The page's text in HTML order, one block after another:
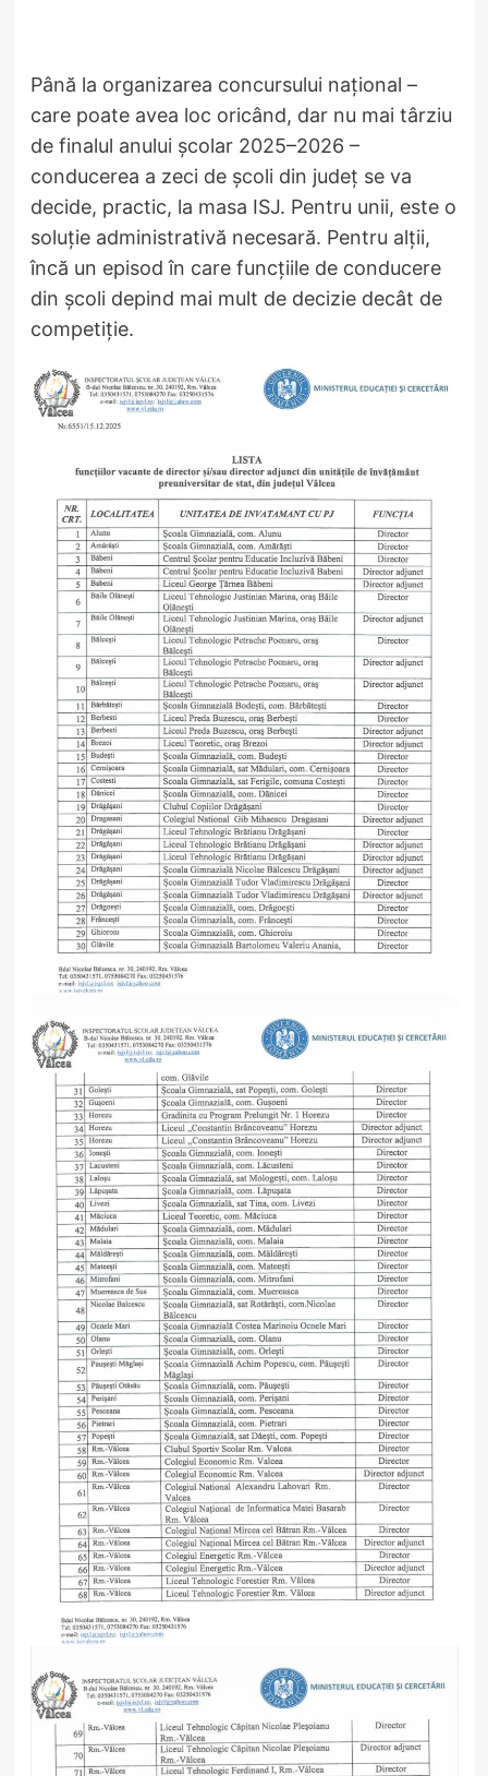
Până la organizarea concursului național –
care poate avea loc oricând, dar nu mai târziu
de finalul anului școlar 2025–2026 –
conducerea a zeci de școli din județ se va
decide, practic, la masa ISJ. Pentru unii, este o
soluție administrativă necesară. Pentru alții,
încă un episod în care funcțiile de conducere
din școli depind mai mult de decizie decât de
competiție.